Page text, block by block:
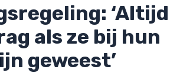
‘Altijd
als ze bij hun
geweest’